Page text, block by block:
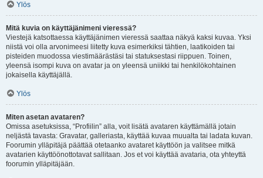
Ylös
Mitä kuvia on käyttäjänimeni vieressä?
Viestejä katsottaessa käyttäjänimen vieressä saattaa näkyä kaksi kuvaa. Yksi
niistä voi olla arvonimeesi liitetty kuva esimerkiksi tähtien, laatikoiden tai
pisteiden muodossa viestimäärästäsi tai statuksestasi riippuen. Toinen,
yleensä isompi kuva on avatar ja on yleensä uniikki tai henkilökohtainen
jokaisella käyttäjällä.
Ylös
Miten asetan avataren?
Omissa asetuksissa, “Profiilin” alla, voit lisätä avataren käyttämällä jotain
neljästä tavasta: Gravatar, galleriasta, käyttää kuvaa muualta tai ladata kuvan.
Foorumin ylläpitäjä päättää otetaanko avataret käyttöön ja valitsee mitkä
avatarien käyttöönottotavat sallitaan. Jos et voi käyttää avataria, ota yhteyttä
foorumin ylläpitäjään.